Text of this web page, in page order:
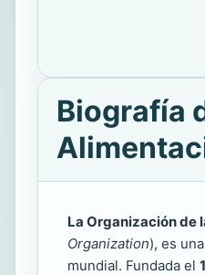
Biografía
La Organización de
Organization), es
mundial. Fundada el